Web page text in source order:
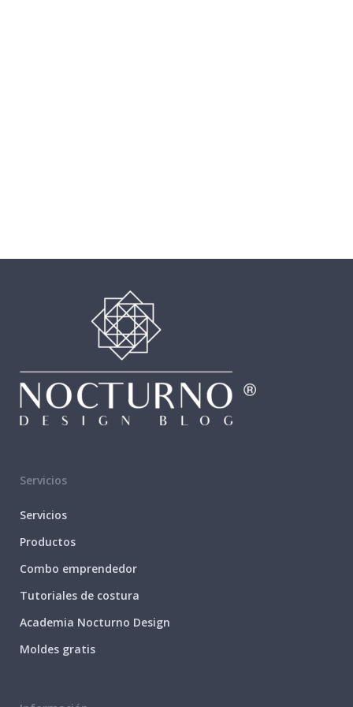
Servicios
Servicios
Productos
Combo emprendedor
Tutoriales de costura
Academia Nocturno Design
Moldes gratis